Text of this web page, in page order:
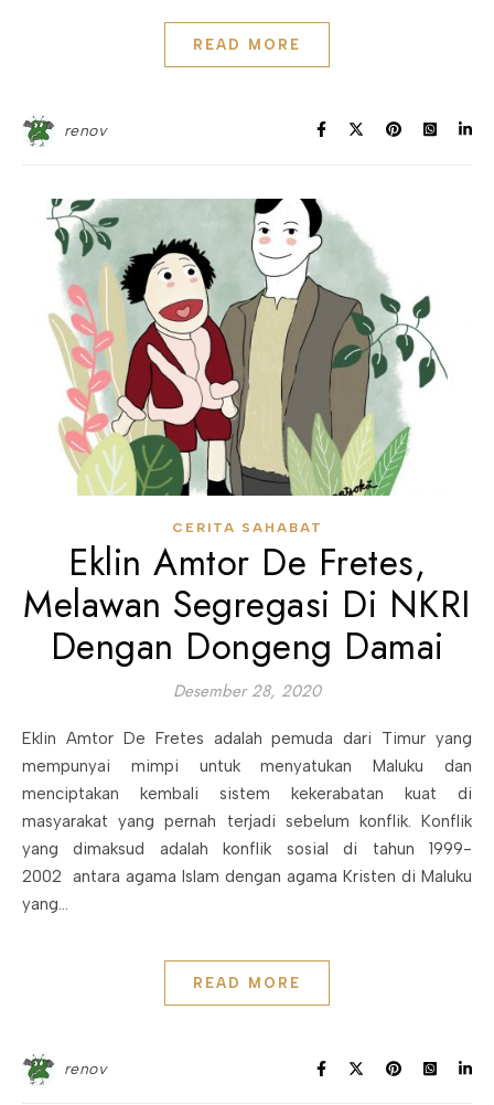
READ MORE
renov
CERITA SAHABAT
Eklin Amtor De Fretes,
Melawan Segregasi Di NKRI
Dengan Dongeng Damai
Desember 28, 2020
Eklin Amtor De Fretes adalah pemuda dari Timur yang
mempunyai mimpi untuk menyatukan Maluku dan
menciptakan kembali sistem kekerabatan kuat di
masyarakat yang pernah terjadi sebelum konflik. Konflik
yang dimaksud adalah konflik sosial di tahun 1999-
2002 antara agama Islam dengan agama Kristen di Maluku
yang…
READ MORE
renov